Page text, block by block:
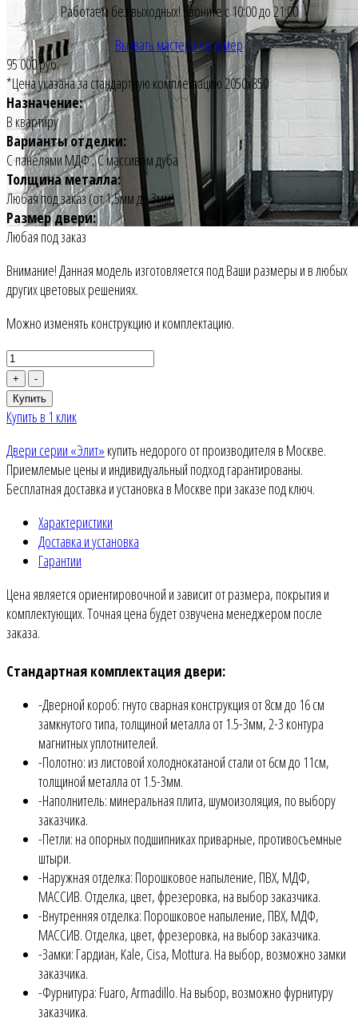
Работаем без выходных! Звоните с 10:00 до 21:00
Вызвать мастера на замер
95 000 руб.
*Цена указана за стандартную комплектацию 2050х850
Назначение:
В квартиру
Варианты отделки:
С панелями МДФ,С массивом дуба
Толщина металла:
Любая под заказ (от 1,5мм до 3мм)
Размер двери:
Любая под заказ
Внимание! Данная модель изготовляется под Ваши размеры и в любых
других цветовых решениях.
Можно изменять конструкцию и комплектацию.
+
-
Купить
Купить в 1 клик
Двери серии «Элит» купить недорого от производителя в Москве.
Приемлемые цены и индивидуальный подход гарантированы.
Бесплатная доставка и установка в Москве при заказе под ключ.
Характеристики
Доставка и установка
Гарантии
Цена является ориентировочной и зависит от размера, покрытия и
комплектующих. Точная цена будет озвучена менеджером после
заказа.
Стандартная комплектация двери:
-Дверной короб: гнуто сварная конструкция от 8см до 16 см
замкнутого типа, толщиной металла от 1.5-3мм, 2-3 контура
магнитных уплотнителей.
-Полотно: из листовой холоднокатаной стали от 6см до 11см,
толщиной металла от 1.5-3мм.
-Наполнитель: минеральная плита, шумоизоляция, по выбору
заказчика.
-Петли: на опорных подшипниках приварные, противосъемные
штыри.
-Наружная отделка: Порошковое напыление, ПВХ, МДФ,
МАССИВ. Отделка, цвет, фрезеровка, на выбор заказчика.
-Внутренняя отделка: Порошковое напыление, ПВХ, МДФ,
МАССИВ. Отделка, цвет, фрезеровка, на выбор заказчика.
-Замки: Гардиан, Kale, Cisa, Mottura. На выбор, возможно замки
заказчика.
-Фурнитура: Fuaro, Armadillo. На выбор, возможно фурнитуру
заказчика.